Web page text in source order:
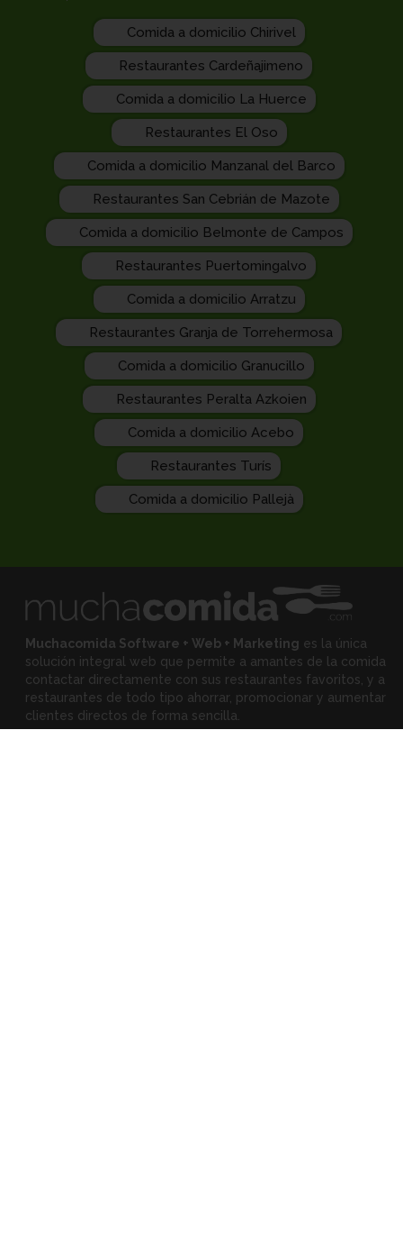
Comida a domicilio Chirivel
Restaurantes Cardeñajimeno
Comida a domicilio La Huerce
Restaurantes El Oso
Comida a domicilio Manzanal del Barco
Restaurantes San Cebrián de Mazote
Comida a domicilio Belmonte de Campos
Restaurantes Puertomingalvo
Comida a domicilio Arratzu
Restaurantes Granja de Torrehermosa
Comida a domicilio Granucillo
Restaurantes Peralta Azkoien
Comida a domicilio Acebo
Restaurantes Turís
Comida a domicilio Pallejà
Muchacomida Software + Web + Marketing es la única
solución integral web que permite a amantes de la comida
contactar directamente con sus restaurantes favoritos, y a
restaurantes de todo tipo ahorrar, promocionar y aumentar
clientes directos de forma sencilla.